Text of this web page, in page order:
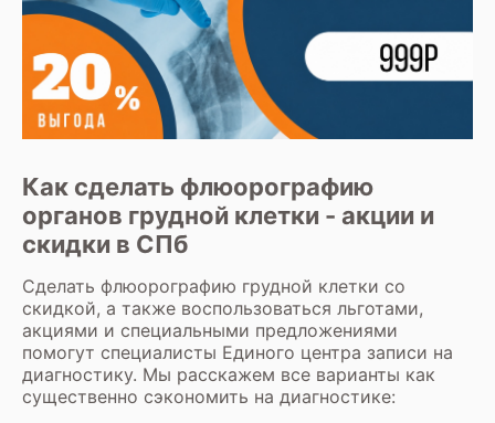
Как сделать флюорографию
органов грудной клетки - акции и
скидки в СПб
Сделать флюорографию грудной клетки со
скидкой, а также воспользоваться льготами,
акциями и специальными предложениями
помогут специалисты Единого центра записи на
диагностику. Мы расскажем все варианты как
существенно сэкономить на диагностике: